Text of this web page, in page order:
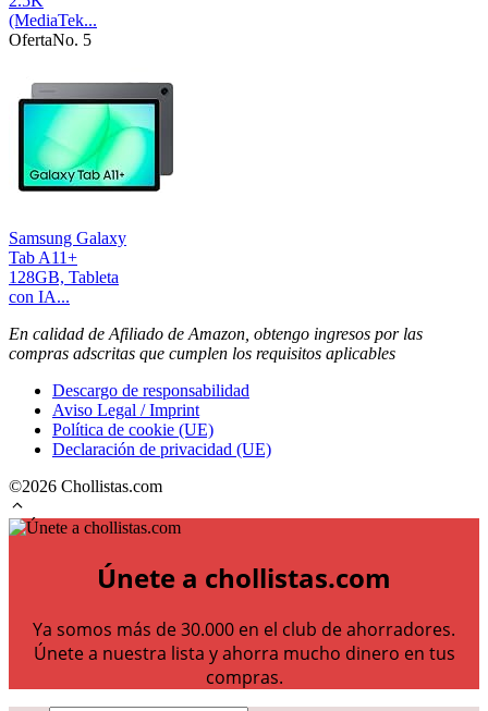
(MediaTek...
OfertaNo. 5
Samsung Galaxy
Tab A11+
128GB, Tableta
con IA...
En calidad de Afiliado de Amazon, obtengo ingresos por las
compras adscritas que cumplen los requisitos aplicables
Descargo de responsabilidad
Aviso Legal / Imprint
Política de cookie (UE)
Declaración de privacidad (UE)
©2026 Chollistas.com
Únete a chollistas.com
Ya somos más de 30.000 en el club de ahorradores.
Únete a nuestra lista y ahorra mucho dinero en tus
compras.